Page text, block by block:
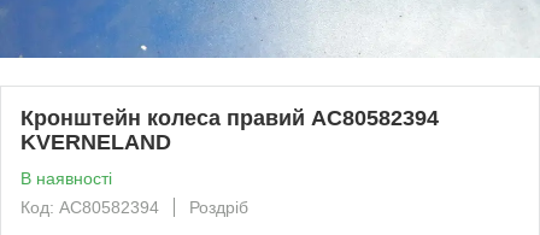
Кронштейн колеса правий AC80582394
KVERNELAND
В наявності
Код: AC80582394
Роздріб